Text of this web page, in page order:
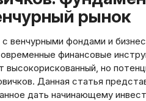
рынок
венчурными фондами и
финансовые
но
Данная статья
дать начинающему